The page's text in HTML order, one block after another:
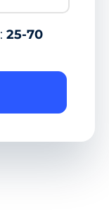
25-70